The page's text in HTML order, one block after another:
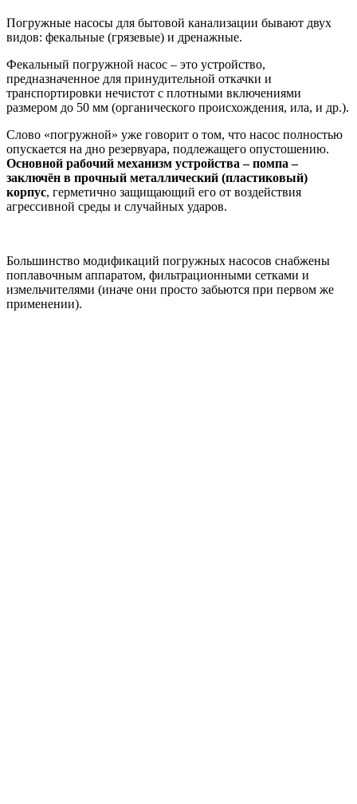
Погружные насосы для бытовой канализации бывают двух
видов: фекальные (грязевые) и дренажные.
Фекальный погружной насос – это устройство,
предназначенное для принудительной откачки и
транспортировки нечистот с плотными включениями
размером до 50 мм (органического происхождения, ила, и др.).
Слово «погружной» уже говорит о том, что насос полностью
опускается на дно резервуара, подлежащего опустошению.
Основной рабочий механизм устройства – помпа –
заключён в прочный металлический (пластиковый)
корпус, герметично защищающий его от воздействия
агрессивной среды и случайных ударов.
Большинство модификаций погружных насосов снабжены
поплавочным аппаратом, фильтрационными сетками и
измельчителями (иначе они просто забьются при первом же
применении).